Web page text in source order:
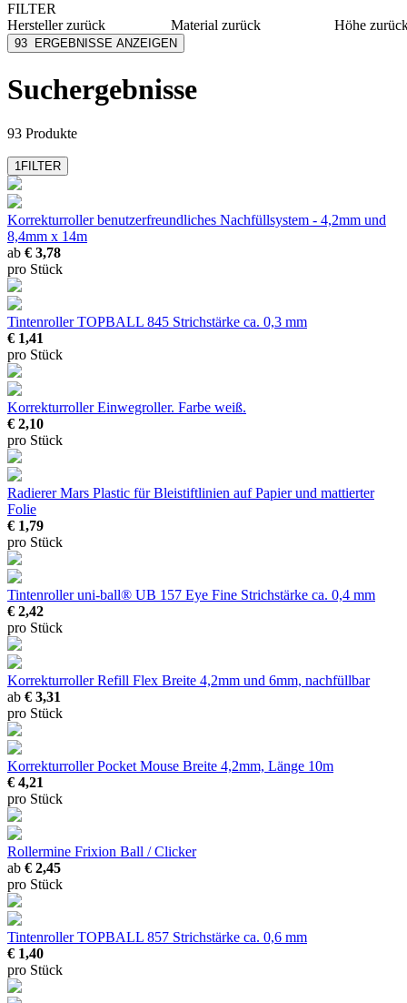
FILTER
Herstellerzurück
Avery Zweckform
Edding
Faber-Castell
mehr anzeigen
Material zurück
Papier
Höhe
93 ERGEBNISSE ANZEIGEN
Suchergebnisse
93 Produkte
1FILTER
Korrekturrollerbenutzerfreundliches Nachfüllsystem - 4,2mm und
8,4mm x 14m
ab € 3,78
pro Stück
Tintenroller TOPBALL 845 Strichstärke ca. 0,3 mm
€ 1,41
pro Stück
KorrekturrollerEinwegroller. Farbe weiß.
€ 2,10
pro Stück
Radierer Mars Plastic für Bleistiftlinien auf Papier und mattierter
Folie
€ 1,79
pro Stück
Tintenroller uni-ball® UB 157 Eye Fine Strichstärke ca. 0,4 mm
€ 2,42
pro Stück
Korrekturroller Refill Flex Breite 4,2mm und 6mm, nachfüllbar
ab € 3,31
pro Stück
Korrekturroller Pocket Mouse Breite 4,2mm, Länge 10m
€ 4,21
pro Stück
Rollermine Frixion Ball / Clicker
ab € 2,45
pro Stück
Tintenroller TOPBALL 857 Strichstärke ca. 0,6 mm
€ 1,40
pro Stück